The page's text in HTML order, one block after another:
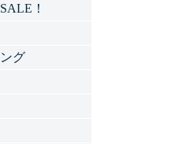
！
グ